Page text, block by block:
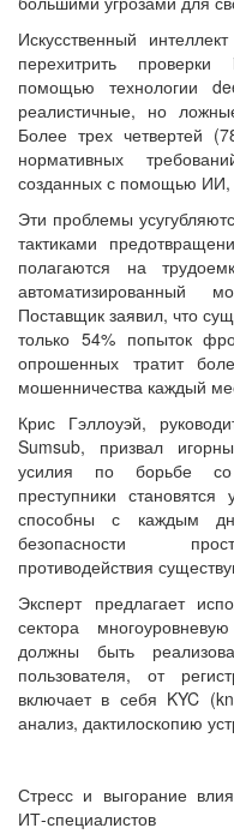
Искусственный
перехитрить
помощью технологии
реалистичные, но
Более трех четвертей
нормативных
созданных с помощью ИИ,
Эти проблемы
тактиками
полагаются на
автоматизированный
Поставщик заявил, что
только 54% попыток
опрошенных тратит
мошенничества каждый
Крис Гэллоуэй,
Sumsub, призвал
усилия по борьбе
преступники
способны с каждым
безопасности
противодействия
Эксперт предлагает
сектора
должны быть
пользователя, от
включает в себя KYC
анализ, дактилоскопию
Стресс и выгорание
ИТ-специалистов